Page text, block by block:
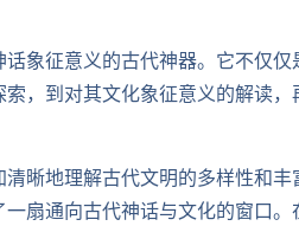
象征意义的古代神器。它不仅
，到对其文化象征意义的解读
晰地理解古代文明的多样性和
扇通向古代神话与文化的窗口